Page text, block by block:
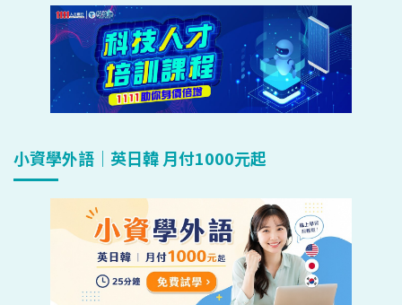
小資學外語｜英日韓 月付1000元起